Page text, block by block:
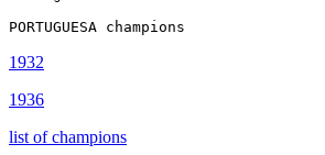
PORTUGUESA champions
1932
1936
list of champions